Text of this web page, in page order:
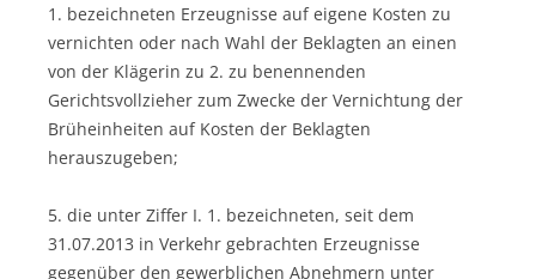
1. bezeichneten Erzeugnisse auf eigene Kosten zu
vernichten oder nach Wahl der Beklagten an einen
von der Klägerin zu 2. zu benennenden
Gerichtsvollzieher zum Zwecke der Vernichtung der
Brüheinheiten auf Kosten der Beklagten
herauszugeben;
5. die unter Ziffer I. 1. bezeichneten, seit dem
31.07.2013 in Verkehr gebrachten Erzeugnisse
gegenüber den gewerblichen Abnehmern unter